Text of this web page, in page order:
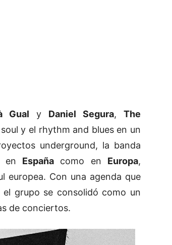
Gual y Daniel Segura,The
y el rhythm and blues en un
underground, la banda
en España como en Europa,
europea. Con una agenda que
grupo se consolidó como un
de conciertos.